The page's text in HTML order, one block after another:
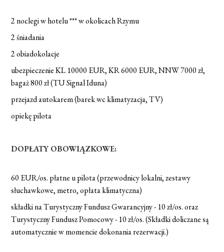
2 noclegi w hotelu *** w okolicach Rzymu
2 śniadania
2 obiadokolacje
ubezpieczenie KL 10000 EUR, KR 6000 EUR, NNW 7000 zł,
bagaż 800 zł (TU Signal Iduna)
przejazd autokarem (barek wc klimatyzacja, TV)
opiekę pilota
DOPŁATY OBOWIĄZKOWE:
60 EUR/os. płatne u pilota (przewodnicy lokalni, zestawy
słuchawkowe, metro, opłata klimatyczna)
składki na Turystyczny Fundusz Gwarancyjny - 10 zł/os. oraz
Turystyczny Fundusz Pomocowy - 10 zł/os. (Składki doliczane są
automatycznie w momencie dokonania rezerwacji.)